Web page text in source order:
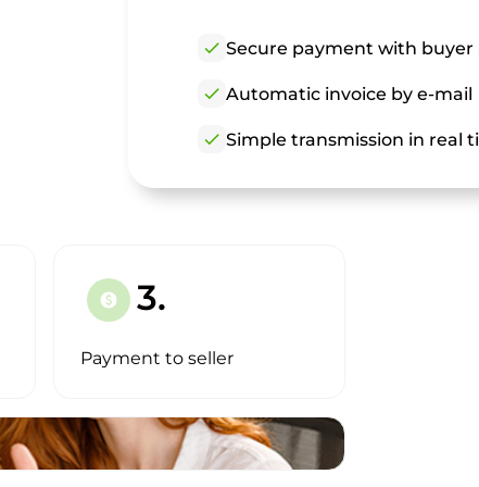
check Secure payment with
check Automatic invoice by e-mail
check Simple transmission in real
paid 3.
Payment to seller